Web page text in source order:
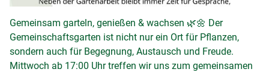
Gemeinsam garteln, genießen & wachsen 🌿🌼 Der
Gemeinschaftsgarten ist nicht nur ein Ort für Pflanzen,
sondern auch für Begegnung, Austausch und Freude.
Mittwoch ab 17:00 Uhr treffen wir uns zum gemeinsamen